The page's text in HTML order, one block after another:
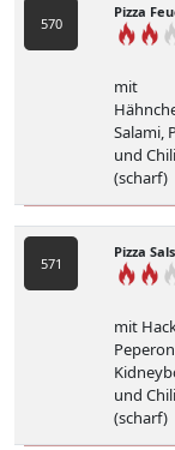
570
Pizza
mit
Salami,
und Chili
(scharf)
571
Pizza
mit
und Chili
(scharf)